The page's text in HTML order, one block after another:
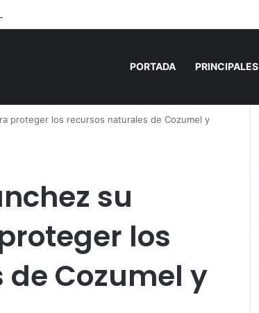
de un lujoso auto en Tulum
PORTADA PRINCIPALES
proteger los recursos naturales de Cozumel y
su
los
Cozumel y